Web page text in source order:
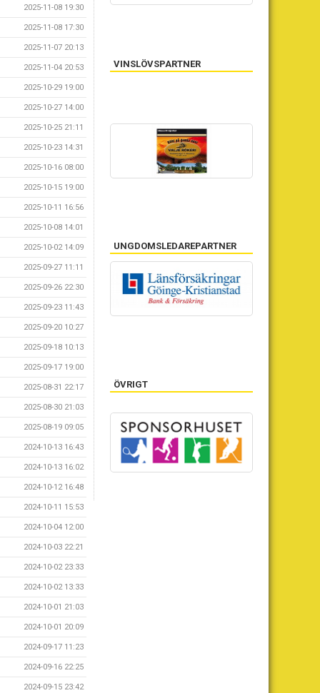
2025-11-08 19:30
2025-11-08 17:30
2025-11-07 20:13
2025-11-04 20:53
2025-10-29 19:00
2025-10-27 14:00
2025-10-25 21:11
2025-10-23 14:31
2025-10-16 08:00
2025-10-15 19:00
2025-10-11 16:56
2025-10-08 14:01
2025-10-02 14:09
2025-09-27 11:11
2025-09-26 22:30
2025-09-23 11:43
2025-09-20 10:27
2025-09-18 10:13
2025-09-17 19:00
2025-08-31 22:17
2025-08-30 21:03
2025-08-19 09:05
2024-10-13 16:43
2024-10-13 16:02
2024-10-12 16:48
2024-10-11 15:53
2024-10-04 12:00
2024-10-03 22:21
2024-10-02 23:33
2024-10-02 13:33
2024-10-01 21:03
2024-10-01 20:09
2024-09-17 11:23
2024-09-16 22:25
2024-09-15 23:42
VINSLÖVSPARTNER
UNGDOMSLEDAREPARTNER
NÄTVERKSPARTNER
ÖVRIGT